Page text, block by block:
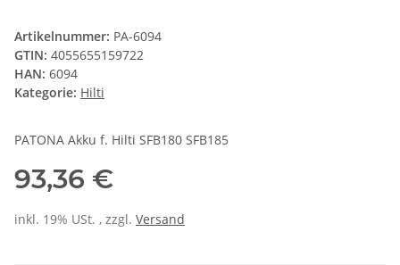
Artikelnummer: PA-6094
GTIN: 4055655159722
HAN: 6094
Kategorie: Hilti
PATONA Akku f. Hilti SFB180 SFB185
93,36 €
inkl. 19% USt. , zzgl. Versand